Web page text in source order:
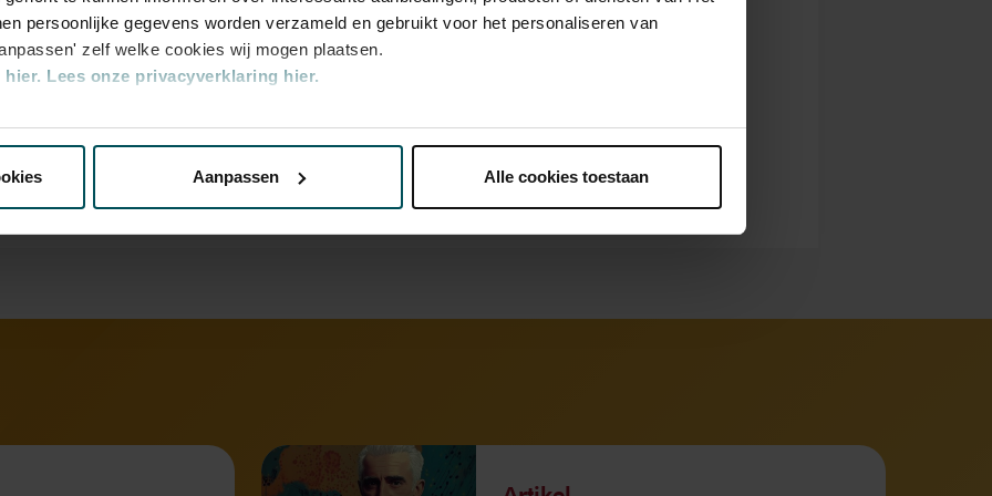
persoonlijke gegevens worden verzameld en gebruikt voor het personaliseren van
zelf welke cookies wij mogen plaatsen.
hier. Lees onze privacyverklaring hier.
website kunt u uw toestemming op elk moment wijzigen of intrekken.
die uw gegevens kunnen ontvangen en verwerken.
Aanpassen Alle cookies toestaan
zijn 4 uur van tevoren via de online
Meer informatie over sprintkaarten
Mail naar kassa@concertgebouw.nl
op 020 – 671 83 45.